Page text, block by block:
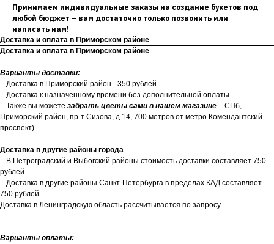
Принимаем индивидуальные заказы на создание букетов под
любой бюджет – вам достаточно только позвонить или
написать нам!
Доставка и оплата в Приморском районе
Доставка и оплата в Приморском районе
Варианты доставки:
– Доставка в Приморский район - 350 рублей.
– Доставка к назначенному времени без дополнительной оплаты.
– Также вы можете забрать цветы сами в нашем магазине – СПб,
Приморский район, пр-т Сизова, д.14, 700 метров от метро Комендантский
проспект)
Доставка в другие районы города
– В Петроградский и Выбогский районы стоимость доставки составляет 750
рублей
– Доставка в другие районы Санкт-Петербурга в пределах КАД составляет
750 рублей
Доставка в Ленинградскую область рассчитывается по запросу.
Варианты оплаты: